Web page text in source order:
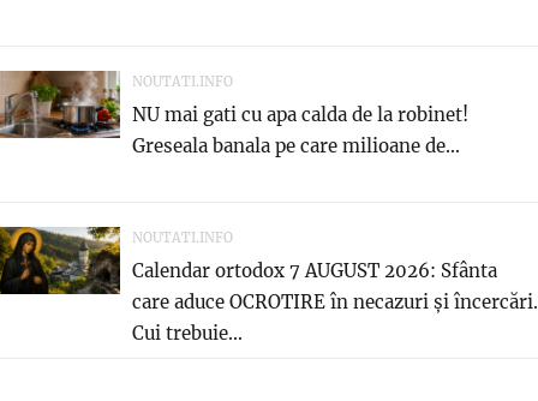
NOUTATI.INFO
NU mai gati cu apa calda de la robinet!
Greseala banala pe care milioane de...
NOUTATI.INFO
Calendar ortodox 7 AUGUST 2026: Sfânta
care aduce OCROTIRE în necazuri și încercări.
Cui trebuie...